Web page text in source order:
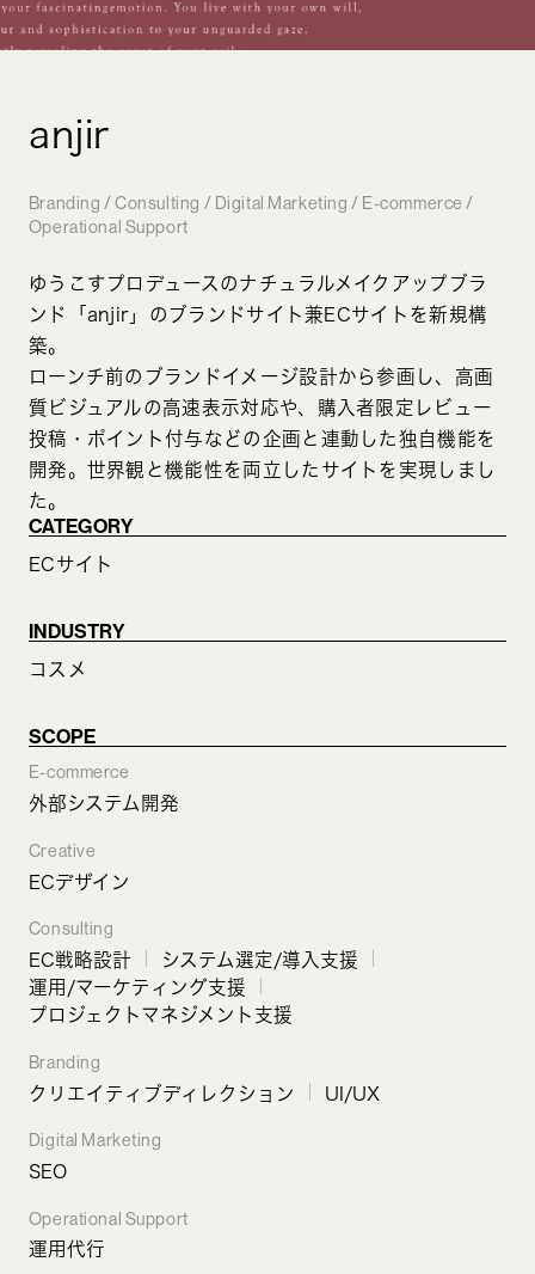
anjir
Branding / Consulting / Digital Marketing / E-commerce /
Operational Support
ゆうこすプロデュースのナチュラルメイクアップブラ
ンド「anjir」のブランドサイト兼ECサイトを新規構
築。
ローンチ前のブランドイメージ設計から参画し、高画
質ビジュアルの高速表示対応や、購入者限定レビュー
投稿・ポイント付与などの企画と連動した独自機能を
開発。世界観と機能性を両立したサイトを実現しまし
た。
CATEGORY
ECサイト
INDUSTRY
コスメ
SCOPE
E-commerce
外部システム開発
Creative
ECデザイン
Consulting
EC戦略設計
システム選定/導入支援
運用/マーケティング支援
プロジェクトマネジメント支援
Branding
クリエイティブディレクション
UI/UX
Digital Marketing
SEO
Operational Support
運用代行